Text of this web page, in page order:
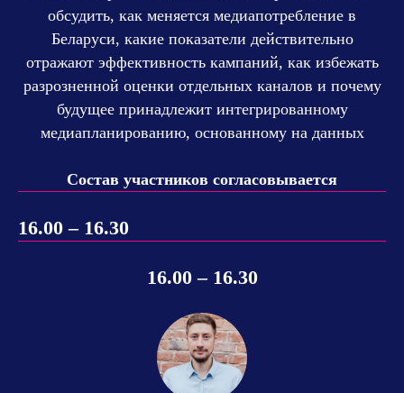
обсудить, как меняется медиапотребление в
Беларуси, какие показатели действительно
отражают эффективность кампаний, как избежать
разрозненной оценки отдельных каналов и почему
будущее принадлежит интегрированному
медиапланированию, основанному на данных
Состав участников согласовывается
16.00 – 16.30
16.00 – 16.30